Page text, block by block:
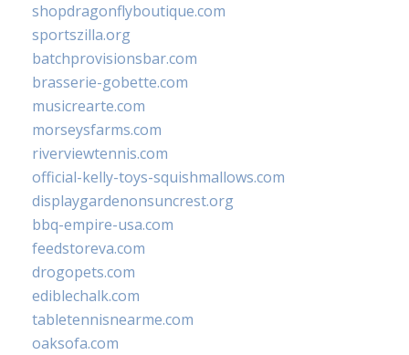
shopdragonflyboutique.com
sportszilla.org
batchprovisionsbar.com
brasserie-gobette.com
musicrearte.com
morseysfarms.com
riverviewtennis.com
official-kelly-toys-squishmallows.com
displaygardenonsuncrest.org
bbq-empire-usa.com
feedstoreva.com
drogopets.com
ediblechalk.com
tabletennisnearme.com
oaksofa.com